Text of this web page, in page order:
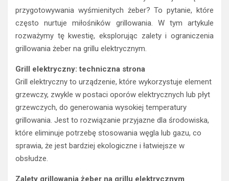
przygotowywania wyśmienitych żeber? To pytanie, które
często nurtuje miłośników grillowania. W tym artykule
rozważymy tę kwestię, eksplorując zalety i ograniczenia
grillowania żeber na grillu elektrycznym.
Grill elektryczny: techniczna strona
Grill elektryczny to urządzenie, które wykorzystuje element
grzewczy, zwykle w postaci oporów elektrycznych lub płyt
grzewczych, do generowania wysokiej temperatury
grillowania. Jest to rozwiązanie przyjazne dla środowiska,
które eliminuje potrzebę stosowania węgla lub gazu, co
sprawia, że jest bardziej ekologiczne i łatwiejsze w
obsłudze.
Zalety grillowania żeber na grillu elektrycznym